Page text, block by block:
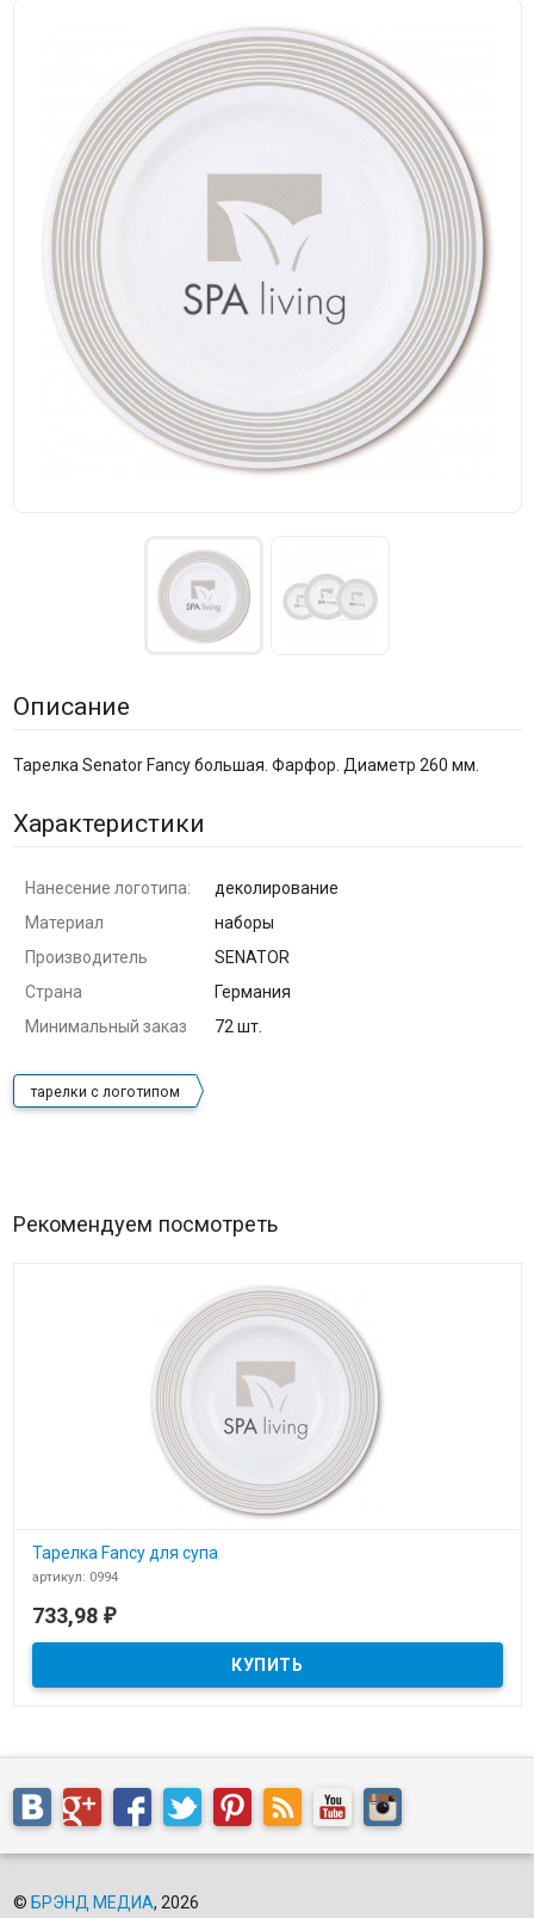
Описание
Тарелка Senator Fancy большая. Фарфор. Диаметр 260 мм.
Характеристики
Нанесение логотипа:
деколирование
Материал
наборы
Производитель
SENATOR
Страна
Германия
Минимальный заказ
72 шт.
тарелки с логотипом
Рекомендуем посмотреть
Тарелка Fancy для супа
артикул: 0994
Тарелка Senator Fancy 0994 для супа c логотипом
733,98 ₽
© БРЭНД МЕДИА, 2026